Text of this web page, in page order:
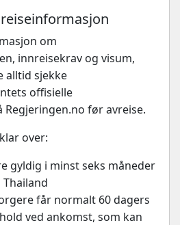
om
innreisekrav og visum,
alltid sjekke
offisielle
før avreise.
over:
gyldig i minst seks måneder
får normalt 60 dagers
ved ankomst, som kan